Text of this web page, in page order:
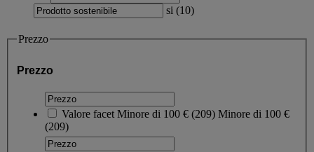
si (10)
Prezzo
Prezzo
Valore facet Minore di 100 € (209) Minore di 100 €
(209)